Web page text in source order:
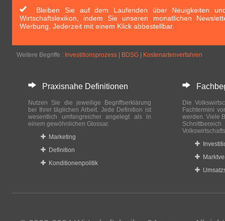
Bleiben Sie auf dem Laufenden über Neuigkeiten
Wirtschaftslexikon, indem Sie unseren monatlichen
Werbung. Jederzeit mit einem Klick abbestellbar.
Weitere Begriffe : Investitionsprozess BDSG Kostenartenverfahren
Praxisnahe Definitionen
Nutzen Sie die jeweilige Begriffserklärung
bei Ihrer täglichen Arbeit. Jede Definition ist
wesentlich umfangreicher angelegt als in
einem gewöhnlichen Glossar.
Marketing
Definition
Konditionenpolitik
Die
Fachtermini
werden. Viele